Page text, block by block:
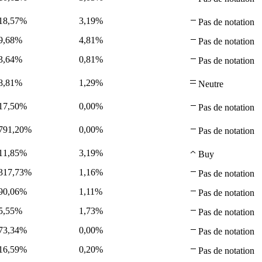
3,19%
Pas de notation
4,81%
Pas de notation
0,81% Pas de notation
1,29% Neutre
0,00% Pas de notation
0,00% Pas de notation
3,19%
Buy
1,16%
Pas de notation
1,11%
Pas de notation
1,73%
Pas de notation
0,00%
Pas de notation
0,20% Pas de notation